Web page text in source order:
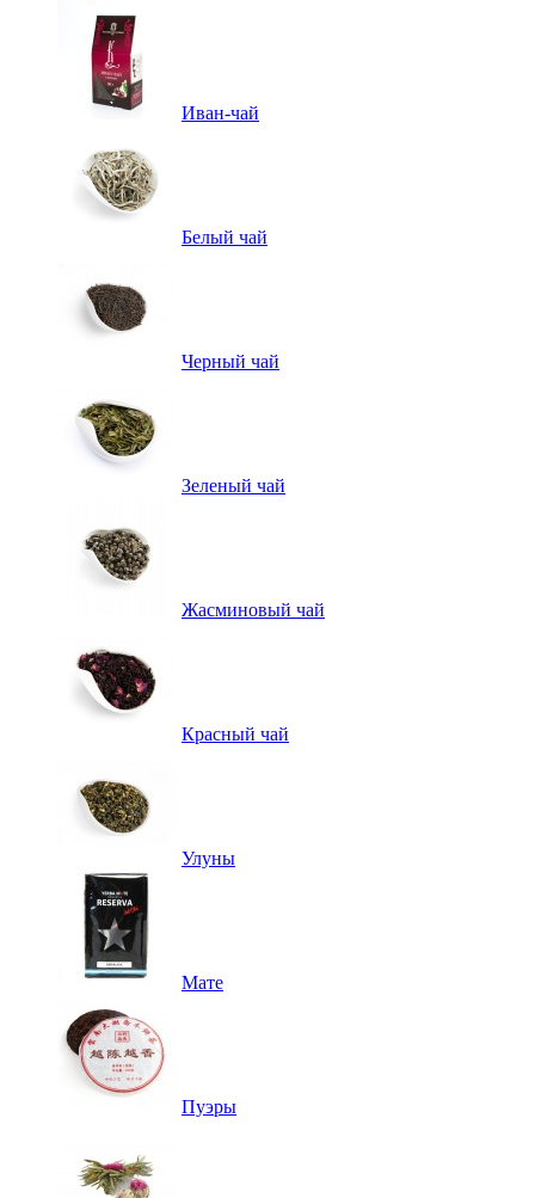
Иван-чай
Белый чай
Черный чай
Зеленый чай
Жасминовый чай
Красный чай
Улуны
Мате
Пуэры